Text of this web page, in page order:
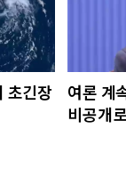
초긴장
여론 계
비공개